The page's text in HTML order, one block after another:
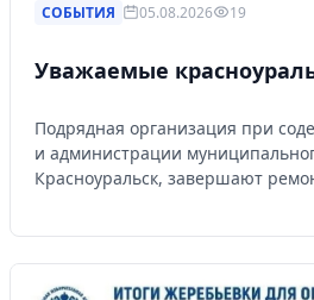
СОБЫТИЯ 05.08.2026 19
Уважаемые
Подрядная организация при
и администрации
Красноуральск, завершают